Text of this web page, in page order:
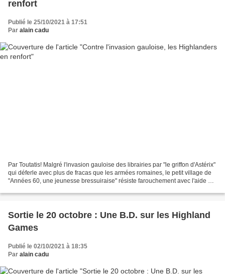
renfort
Publié le 25/10/2021 à 17:51
Par alain cadu
Par Toutatis! Malgré l'invasion gauloise des librairies par "le griffon d'Astérix"
qui déferle avec plus de fracas que les armées romaines, le petit village de
"Années 60, une jeunesse bressuiraise" résiste farouchement avec l'aide à
Sortie le 20 octobre : Une B.D. sur les Highland
Games
Publié le 02/10/2021 à 18:35
Par alain cadu